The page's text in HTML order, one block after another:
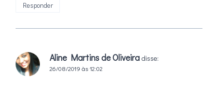
Responder
Aline Martins de Oliveira disse:
26/08/2019 às 12:02